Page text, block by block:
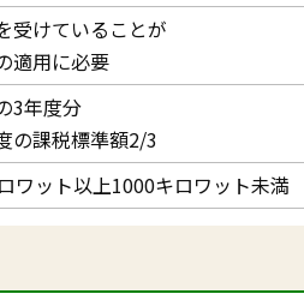
受けていることが
適用に必要
3年度分
の課税標準額2/3
ワット以上1000キロワット未満